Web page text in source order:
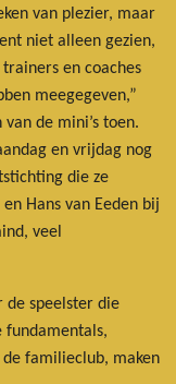
van plezier, maar
niet alleen gezien,
en coaches
meegegeven,”
de mini’s toen.
en vrijdag nog
die ze
Hans van Eeden bij
veel
de speelster die
fundamentals,
familieclub, maken